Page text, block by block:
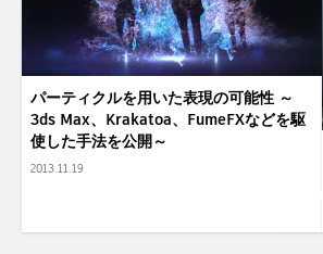
パーティクルを用いた表現の可能性 ～
3ds Max、Krakatoa、FumeFXなどを駆
使した手法を公開～
2013.11.19